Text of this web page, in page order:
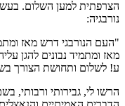
נורבגיה:
"העם הנורבגי דרש מאז
מאז ומתמיד נבונים להגן
ע! לשלום ותחושת הצורך
הרשו לי, גבירותי